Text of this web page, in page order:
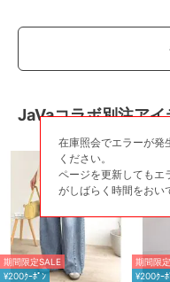
JaVaコラボ別注アイ
期間限定SALE
¥200ｸｰﾎﾟﾝ
期間限
¥200ｸｰ
在庫照会でエラーが発
ください。
ページを更新してもエ
がしばらく時間をおい